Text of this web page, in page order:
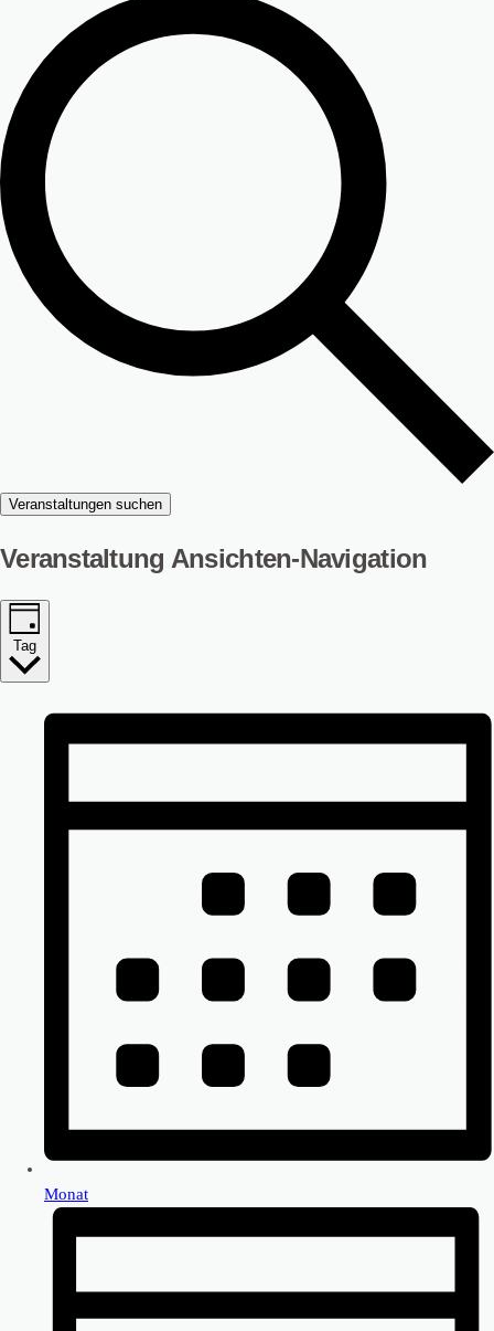
Veranstaltungen suchen
Veranstaltung Ansichten-Navigation
Tag
Monat